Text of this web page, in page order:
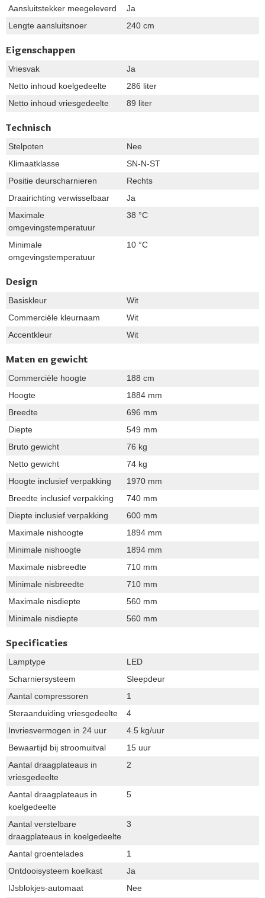
Aansluitstekker meegeleverd
Ja
Lengte aansluitsnoer
240 cm
Eigenschappen
Vriesvak
Ja
Netto inhoud koelgedeelte
286 liter
Netto inhoud vriesgedeelte
89 liter
Technisch
Stelpoten
Nee
Klimaatklasse
SN-N-ST
Positie deurscharnieren
Rechts
Draairichting verwisselbaar
Ja
Maximale
omgevingstemperatuur
38 °C
Minimale
omgevingstemperatuur
10 °C
Design
Basiskleur
Wit
Commerciële kleurnaam
Wit
Accentkleur
Wit
Maten en gewicht
Commerciële hoogte
188 cm
Hoogte
1884 mm
Breedte
696 mm
Diepte
549 mm
Bruto gewicht
76 kg
Netto gewicht
74 kg
Hoogte inclusief verpakking
1970 mm
Breedte inclusief verpakking
740 mm
Diepte inclusief verpakking
600 mm
Maximale nishoogte
1894 mm
Minimale nishoogte
1894 mm
Maximale nisbreedte
710 mm
Minimale nisbreedte
710 mm
Maximale nisdiepte
560 mm
Minimale nisdiepte
560 mm
Specificaties
Lamptype
LED
Scharniersysteem
Sleepdeur
Aantal compressoren
1
Steraanduiding vriesgedeelte
4
Invriesvermogen in 24 uur
4.5 kg/uur
Bewaartijd bij stroomuitval
15 uur
Aantal draagplateaus in
vriesgedeelte
2
Aantal draagplateaus in
koelgedeelte
5
Aantal verstelbare
draagplateaus in koelgedeelte
3
Aantal groentelades
1
Ontdooisysteem koelkast
Ja
IJsblokjes-automaat
Nee